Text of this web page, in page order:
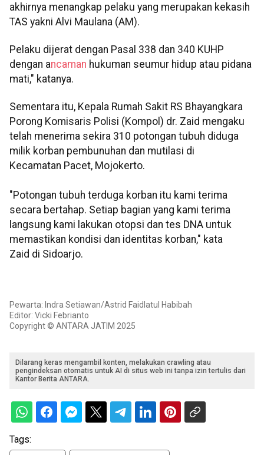
akhirnya menangkap pelaku yang merupakan kekasih
TAS yakni Alvi Maulana (AM).
Pelaku dijerat dengan Pasal 338 dan 340 KUHP
dengan ancaman hukuman seumur hidup atau pidana
mati," katanya.
Sementara itu, Kepala Rumah Sakit RS Bhayangkara
Porong Komisaris Polisi (Kompol) dr. Zaid mengaku
telah menerima sekira 310 potongan tubuh diduga
milik korban pembunuhan dan mutilasi di
Kecamatan Pacet, Mojokerto.
"Potongan tubuh terduga korban itu kami terima
secara bertahap. Setiap bagian yang kami terima
langsung kami lakukan otopsi dan tes DNA untuk
memastikan kondisi dan identitas korban," kata
Zaid di Sidoarjo.
Pewarta: Indra Setiawan/Astrid Faidlatul Habibah
Editor: Vicki Febrianto
Copyright © ANTARA JATIM 2025
Dilarang keras mengambil konten, melakukan crawling atau
pengindeksan otomatis untuk AI di situs web ini tanpa izin tertulis dari
Kantor Berita ANTARA.
Tags: